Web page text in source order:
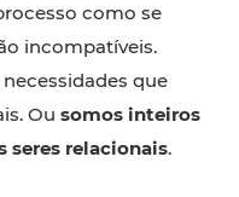
como se
incompatíveis.
que
Ou somos inteiros
seres relacionais.